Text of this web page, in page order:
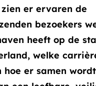
er ervaren de
bezoekers
heeft op de
welke
hoe er samen wordt